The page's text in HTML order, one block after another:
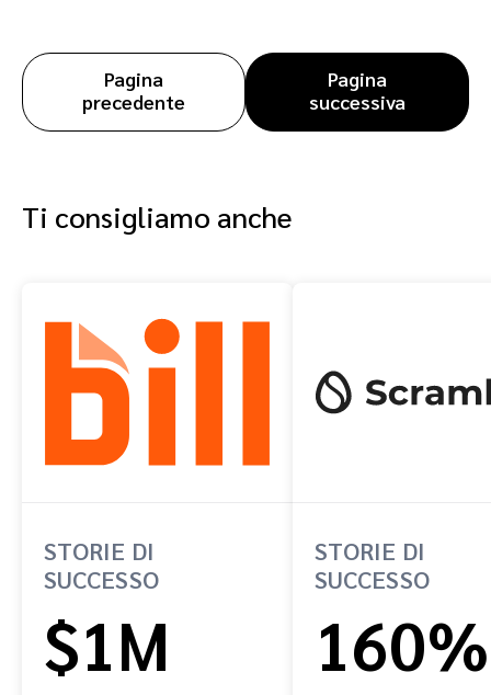
Pagina
precedente
Pagina
successiva
Ti consigliamo anche
STORIE DI
SUCCESSO
$1M
STORIE DI
SUCCESSO
160%